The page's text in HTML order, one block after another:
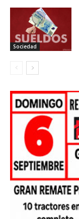
Sociedad